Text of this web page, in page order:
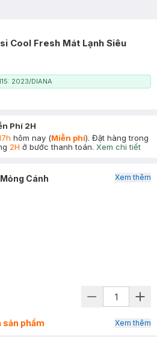
Cool Fresh Mát Lạnh Siêu
2023/DIANA
Phí 2H
hôm nay (Miễn phí). Đặt hàng trong
2H ở bước thanh toán. Xem chi tiết
Cánh Xem thêm
sản phẩm Xem thêm